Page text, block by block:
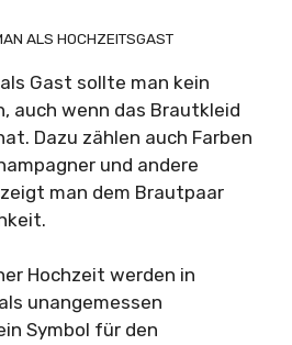
ALS HOCHZEITSGAST
Gast sollte man kein
auch wenn das Brautkleid
Dazu zählen auch Farben
und andere
man dem Brautpaar
Hochzeit werden in
unangemessen
Symbol für den